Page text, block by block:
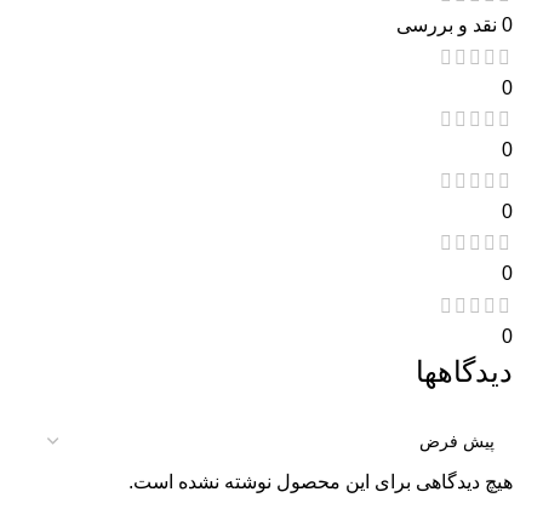
0 نقد و بررسی
0
0
0
0
0
دیدگاهها
هیچ دیدگاهی برای این محصول نوشته نشده است.